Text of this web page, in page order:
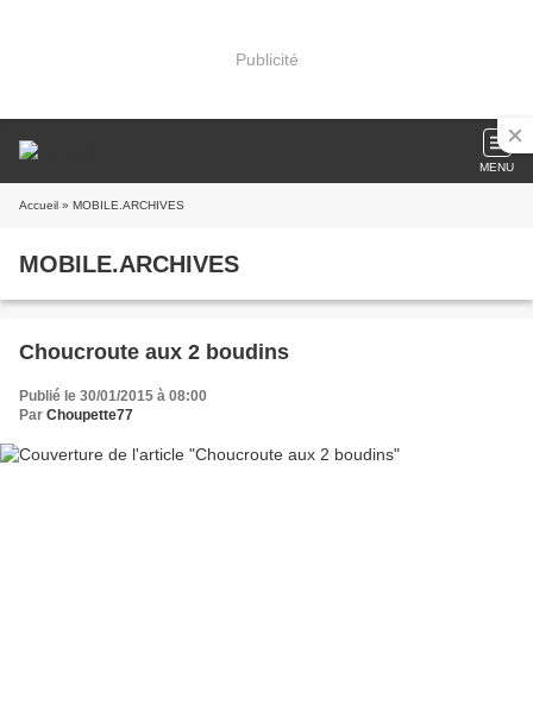
Publicité
MENU
Accueil » MOBILE.ARCHIVES
MOBILE.ARCHIVES
Choucroute aux 2 boudins
Publié le 30/01/2015 à 08:00
Par Choupette77